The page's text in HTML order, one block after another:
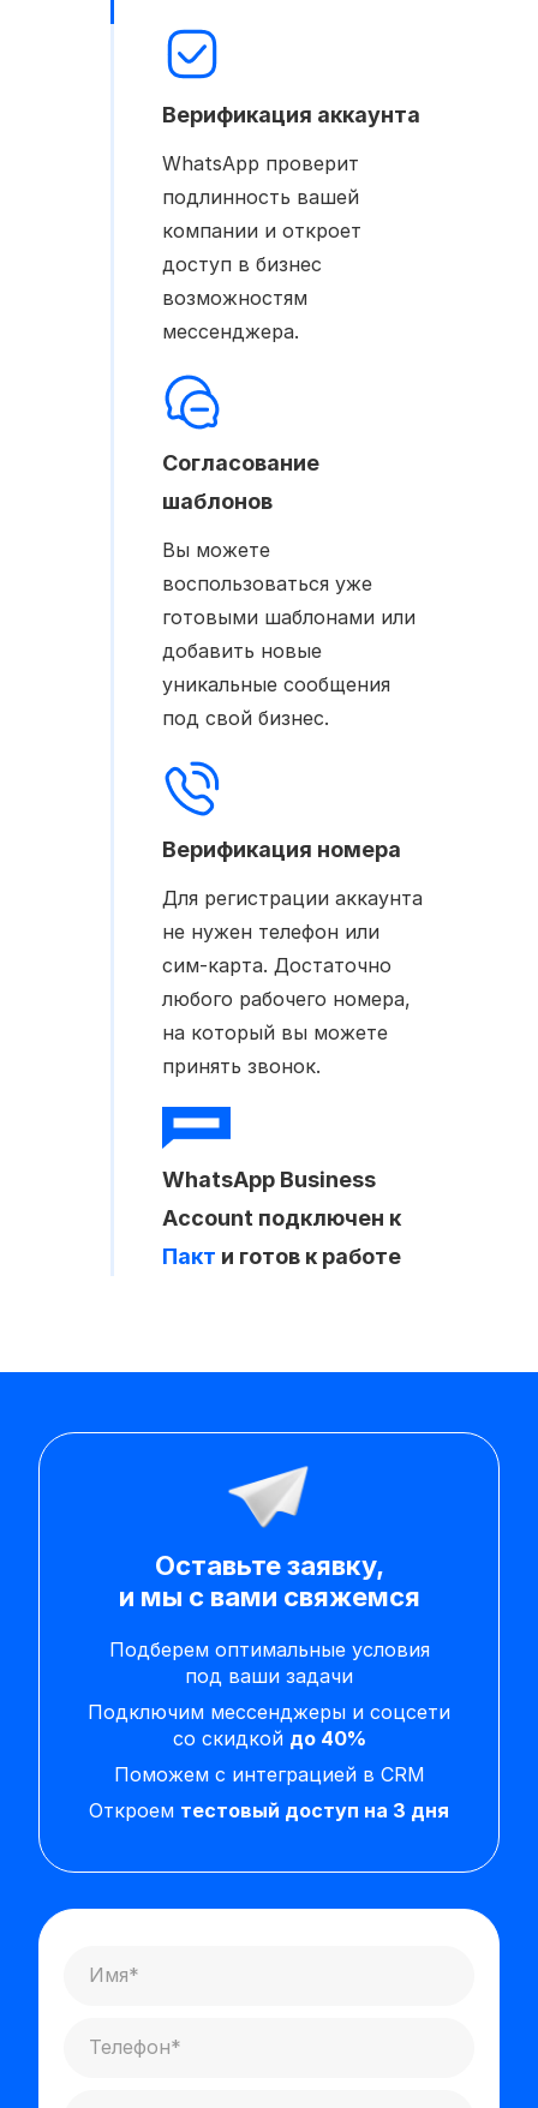
Верификация аккаунта
WhatsApp проверит
подлинность вашей
компании и откроет
доступ в бизнес
возможностям
мессенджера.
Согласование
шаблонов
Вы можете
воспользоваться уже
готовыми шаблонами или
добавить новые
уникальные сообщения
под свой бизнес.
Верификация номера
Для регистрации аккаунта
не нужен телефон или
сим-карта. Достаточно
любого рабочего номера,
на который вы можете
принять звонок.
WhatsApp Business
Account подключен к
Пакт и готов к работе
Оставьте заявку,
и мы с вами свяжемся
Подберем оптимальные условия
под ваши задачи
Подключим мессенджеры и соцсети
со скидкой до 40%
Поможем с интеграцией в CRM
Откроем тестовый доступ на 3 дня